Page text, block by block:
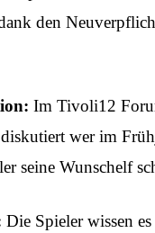
den
Im Tivoli12
wer im
seine Wunschelf
Die Spieler wissen